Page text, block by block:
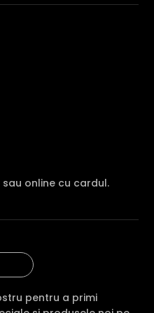
Fillter)
IZS are un filtru IR
lumina in infrarosu
defecte de
noptii acesta este retras
online cu cardul.
pentru a primi